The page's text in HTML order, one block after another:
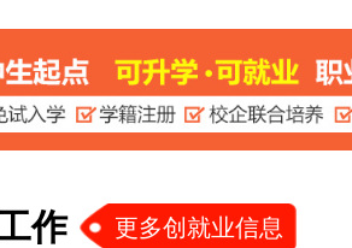
作 更多创就业信息